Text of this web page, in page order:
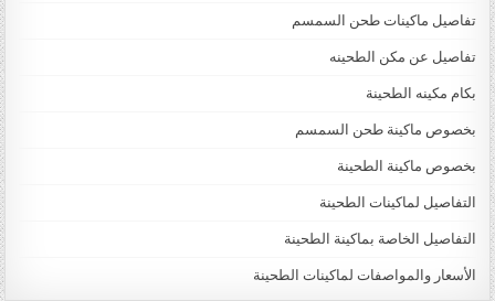
تفاصيل ماكينات طحن السمسم
تفاصيل عن مكن الطحينه
بكام مكينه الطحينة
بخصوص ماكينة طحن السمسم
بخصوص ماكينة الطحينة
التفاصيل لماكينات الطحينة
التفاصيل الخاصة بماكينة الطحينة
الأسعار والمواصفات لماكينات الطحينة